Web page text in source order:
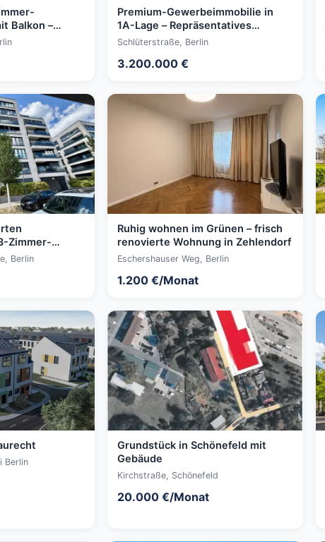
Balkon –
modernisiert
Premium-Gewerbeimmobilie in
1A-Lage – Repräsentatives
Ecklokal nahe Ku'damm
Schlüterstraße, Berlin
3.200.000 €
Zimmer-
Gäste-WC
Berlin
Ruhig wohnen im Grünen – frisch
renovierte Wohnung in Zehlendorf
Eschershauser Weg, Berlin
1.200 €/Monat
Berlin
Grundstück in Schönefeld mit
Gebäude
Kirchstraße, Schönefeld
20.000 €/Monat